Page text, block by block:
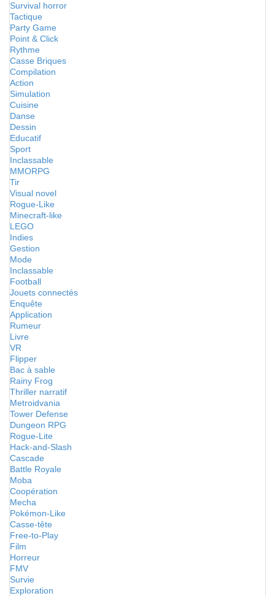
Survival horror
Tactique
Party Game
Point & Click
Rythme
Casse Briques
Compilation
Action
Simulation
Cuisine
Danse
Dessin
Educatif
Sport
Inclassable
MMORPG
Tir
Visual novel
Rogue-Like
Minecraft-like
LEGO
Indies
Gestion
Mode
Inclassable
Football
Jouets connectés
Enquête
Application
Rumeur
Livre
VR
Flipper
Bac à sable
Rainy Frog
Thriller narratif
Metroidvania
Tower Defense
Dungeon RPG
Rogue-Lite
Hack-and-Slash
Cascade
Battle Royale
Moba
Coopération
Mecha
Pokémon-Like
Casse-tête
Free-to-Play
Film
Horreur
FMV
Survie
Exploration